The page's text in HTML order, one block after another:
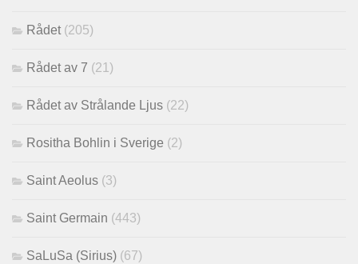
Rådet (205)
Rådet av 7 (21)
Rådet av Strålande Ljus (22)
Rositha Bohlin i Sverige (2)
Saint Aeolus (3)
Saint Germain (443)
SaLuSa (Sirius) (67)